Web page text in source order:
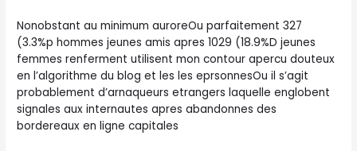
Nonobstant au minimum auroreOu parfaitement 327
(3.3%p hommes jeunes amis apres 1029 (18.9%D jeunes
femmes renferment utilisent mon contour apercu douteux
en l’algorithme du blog et les les eprsonnesOu il s’agit
probablement d’arnaqueurs etrangers laquelle englobent
signales aux internautes apres abandonnes des
bordereaux en ligne capitales